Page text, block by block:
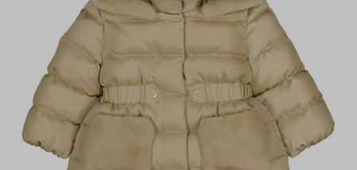
hoge
kwaliteit
onze
webshop